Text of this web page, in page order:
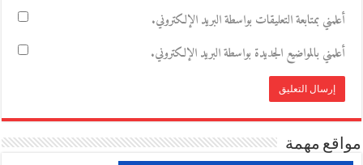
أعلمني بمتابعة التعليقات بواسطة البريد الإلكتروني.
أعلمني بالمواضيع الجديدة بواسطة البريد الإلكتروني.
مواقع مهمة